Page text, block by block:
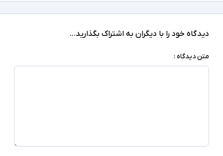
اقلام همراه کابل ارتباطی
دیدگاه خود را با دیگران به اشتراک بگذارید...
متن دیدگاه :